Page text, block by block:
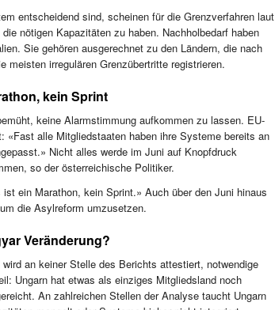
entscheidend sind, scheinen für die Grenzverfahren laut
nötigen Kapazitäten zu haben. Nachholbedarf haben
Sie gehören ausgerechnet zu den Ländern, die nach
meisten irregulären Grenzübertritte registrieren.
kein Sprint
keine Alarmstimmung aufkommen zu lassen. EU-
«Fast alle Mitgliedstaaten haben ihre Systeme bereits an
Nicht alles werde im Juni auf Knopfdruck
so der österreichische Politiker.
ein Marathon, kein Sprint.» Auch über den Juni hinaus
die Asylreform umzusetzen.
Veränderung?
an keiner Stelle des Berichts attestiert, notwendige
Ungarn hat etwas als einziges Mitgliedsland noch
An zahlreichen Stellen der Analyse taucht Ungarn